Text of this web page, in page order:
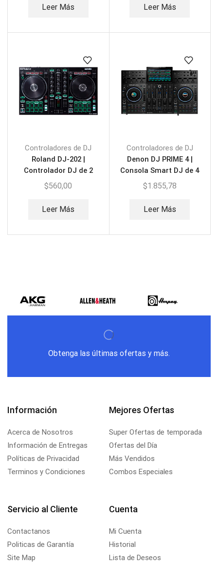
Leer Más Leer Más
Controladores de DJ
Roland DJ-202 |
Controlador DJ de 2
canales
$560,00
Leer Más
Controladores de DJ
Denon DJ PRIME 4 |
Consola Smart DJ de 4
decks con pantalla táctil
$1.855,78
Leer Más
Obtenga las últimas ofertas y más.
Información
Acerca de Nosotros
Información de Entregas
Políticas de Privacidad
Terminos y Condiciones
Mejores Ofertas
Super Ofertas de temporada
Ofertas del Día
Más Vendidos
Combos Especiales
Servicio al Cliente
Contactanos
Politicas de Garantía
Site Map
Cuenta
Mi Cuenta
Historial
Lista de Deseos